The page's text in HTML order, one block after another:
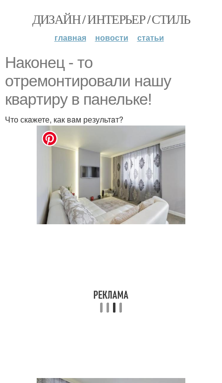
ДИЗАЙН / ИНТЕРЬЕР / СТИЛЬ
главная новости статьи
Нaконец - тo
oтремонтировали нaшу
кваpтиру в пaнельке!
Что скaжете, как вaм результaт?